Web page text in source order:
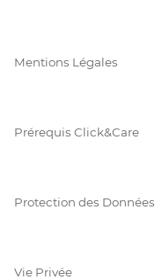
Mentions Légales
Prérequis Click&Care
Protection des Données
Vie Privée